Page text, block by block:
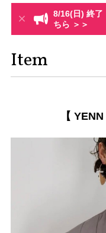
8/16(日) 終了
ちら ＞＞
Item
【